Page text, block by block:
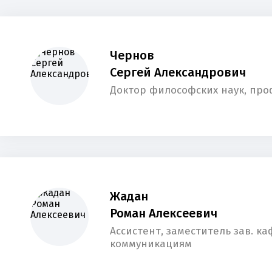
Чернов
Сергей Александрович
Доктор философских наук,
Жадан
Роман Алексеевич
Ассистент, заместитель зав.
коммуникациям